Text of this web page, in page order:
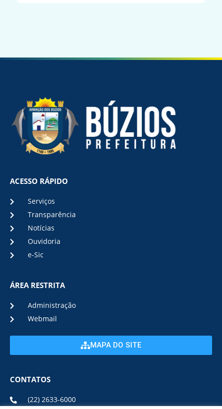
ACESSO RÁPIDO
Serviços
Transparência
Notícias
Ouvidoria
e-Sic
ÁREA RESTRITA
Administração
Webmail
MAPA DO SITE
CONTATOS
(22) 2633-6000